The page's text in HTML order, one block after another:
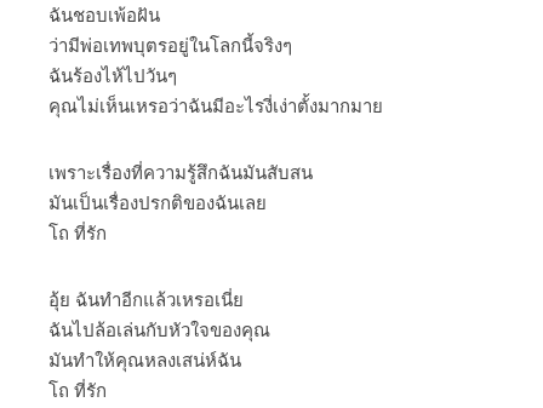
ฉันชอบเพ้อฝัน
ว่ามีพ่อเทพบุตรอยู่ในโลกนี้จริงๆ
ฉันร้องไห้ไปวันๆ
คุณไม่เห็นเหรอว่าฉันมีอะไรงี่เง่าตั้งมากมาย
เพราะเรื่องที่ความรู้สึกฉันมันสับสน
มันเป็นเรื่องปรกติของฉันเลย
โถ ที่รัก
อุ้ย ฉันทำอีกแล้วเหรอเนี่ย
ฉันไปล้อเล่นกับหัวใจของคุณ
มันทำให้คุณหลงเสน่ห์ฉัน
โถ ที่รัก